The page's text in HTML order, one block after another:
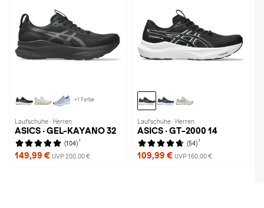
+1 Farbe
Laufschuhe · Herren
ASICS · GEL-KAYANO 32
(104) 1
149,99 € UVP 200,00 €
Laufschuhe · Herren
ASICS · GT-2000 14
(54) 1
109,99 € UVP 160,00 €